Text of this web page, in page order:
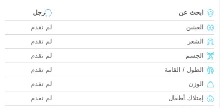
ابحث عن
رجل
العينين
لم تقدم
الشعر
لم تقدم
الجسم
لم تقدم
الطول / القامة
لم تقدم
الوزن
لم تقدم
إمتلاك أطفال
لم تقدم